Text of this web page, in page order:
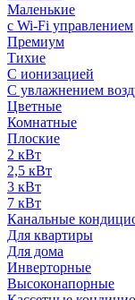
Маленькие
с Wi-Fi управлением
Премиум
Тихие
С ионизацией
С увлажнением
Цветные
Комнатные
Плоские
2 кВт
2,5 кВт
3 кВт
7 кВт
Канальные
Для квартиры
Для дома
Инверторные
Высоконапорные